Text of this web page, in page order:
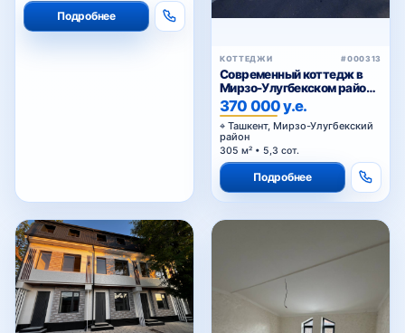
Подробнее
КОТТЕДЖИ #000313
Современный коттедж в
Мирзо-Улугбекском районе,
Алишеробод
370 000 у.е.
Ташкент, Мирзо-Улугбекский
район
305 м² • 5,3 сот.
Подробнее